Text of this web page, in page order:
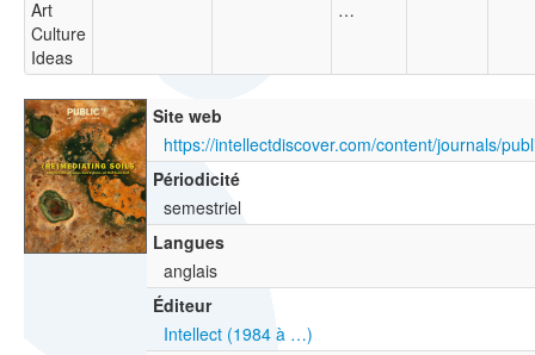
Art
Culture
Ideas
…
Site web
https://intellectdiscover.com/content/journals/
Périodicité
semestriel
Langues
anglais
Éditeur
Intellect (1984 à …)